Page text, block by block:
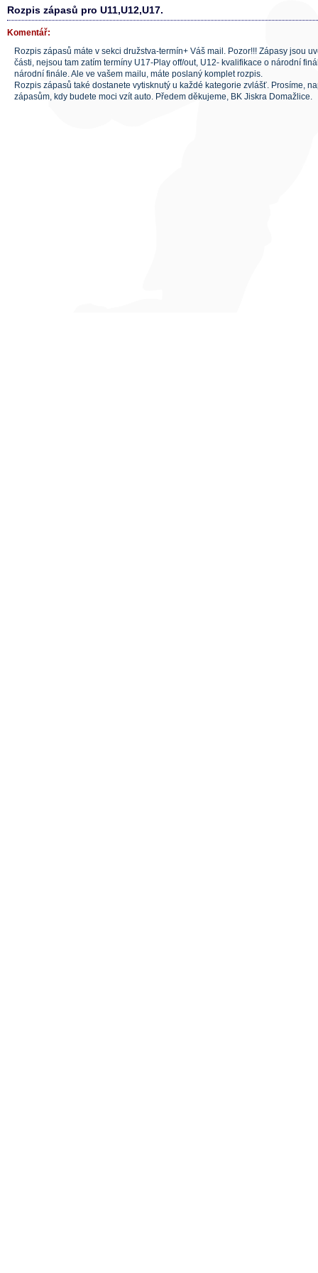
Rozpis zápasů pro U11,U12,U17.
Komentář:
Rozpis zápasů máte v sekci družstva-termín+ Váš mail. Pozor!!! Zápasy jsou
části, nejsou tam zatím termíny U17-Play off/out, U12- kvalifikace o národní
národní finále. Ale ve vašem mailu, máte poslaný komplet rozpis.
Rozpis zápasů také dostanete vytisknutý u každé kategorie zvlášť. Prosíme,
zápasům, kdy budete moci vzít auto. Předem děkujeme, BK Jiskra Domažlice.